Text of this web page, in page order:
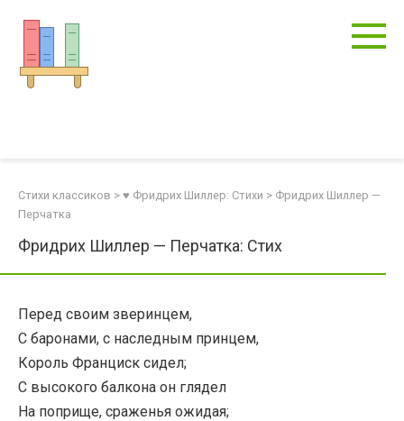
контенту
Стихи классиков > ♥ Фридрих Шиллер: Стихи > Фридрих Шиллер —
Перчатка
Фридрих Шиллер — Перчатка: Стих
Перед своим зверинцем,
С баронами, с наследным принцем,
Король Франциск сидел;
С высокого балкона он глядел
На поприще, сраженья ожидая;